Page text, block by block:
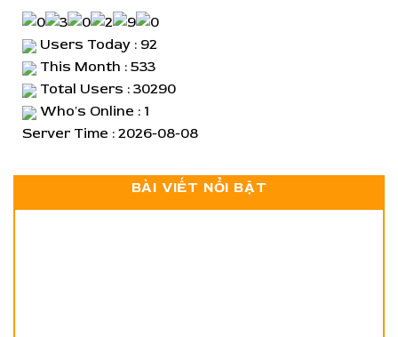
Users Today : 92
This Month : 533
Total Users : 30290
Who's Online : 1
Server Time : 2026-08-08
BÀI VIẾT NỔI BẬT